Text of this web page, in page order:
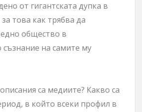
от гигантската дупка в
това как трябва да
общество в
съзнание на самите му
са медиите? Какво са
в който всеки профил в